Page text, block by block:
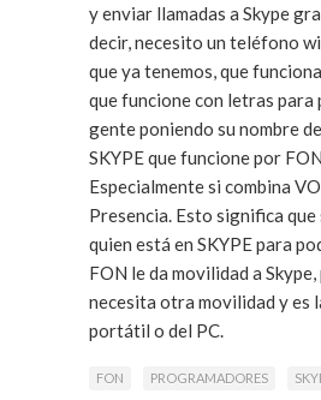
y enviar llamadas a Skype
decir, necesito un teléfono
que ya tenemos, que
que funcione con letras para
gente poniendo su nombre de
SKYPE que funcione por
Especialmente si combina
Presencia. Esto significa que se pueda VER
quien está en SKYPE para
FON le da movilidad a
necesita otra movilidad y es
portátil o del PC.
FON PROGRAMADORES